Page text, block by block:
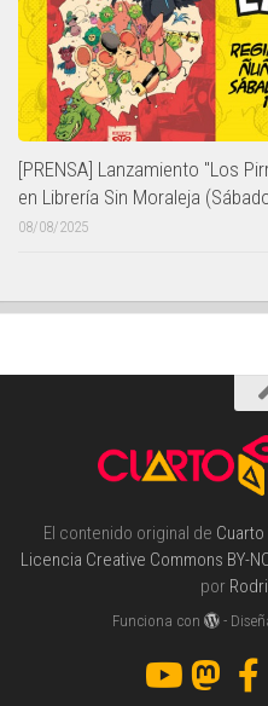
[PRENSA] Lanzamiento "Los
en Librería Sin Moraleja
08/08/2025
El contenido original de
Licencia Creative Commons BY-
por
Funciona con -